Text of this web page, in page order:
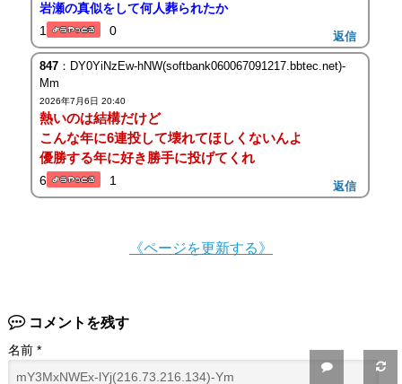
岩瀬の真似をして何人葬られたか
1
0 返信
847：DY0YiNzEw-hNW(softbank060067091217.bbtec.net)-
Mm
2026年7月6日 20:40
熱いのは結構だけど
こんな年に6連投して壊れてほしくないんよ
優勝する年に好き勝手に投げてくれ
6 1 返信
《ページを更新する》
コメントを残す
名前 *